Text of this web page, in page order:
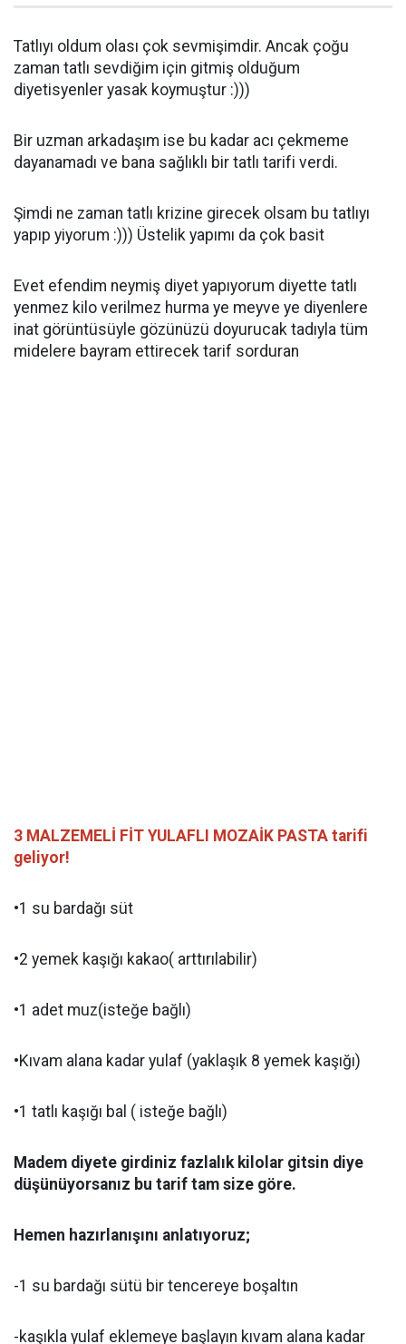
Tatlıyı oldum olası çok sevmişimdir. Ancak çoğu
zaman tatlı sevdiğim için gitmiş olduğum
diyetisyenler yasak koymuştur :)))
Bir uzman arkadaşım ise bu kadar acı çekmeme
dayanamadı ve bana sağlıklı bir tatlı tarifi verdi.
Şimdi ne zaman tatlı krizine girecek olsam bu tatlıyı
yapıp yiyorum :))) Üstelik yapımı da çok basit
Evet efendim neymiş diyet yapıyorum diyette tatlı
yenmez kilo verilmez hurma ye meyve ye diyenlere
inat görüntüsüyle gözünüzü doyurucak tadıyla tüm
midelere bayram ettirecek tarif sorduran
3 MALZEMELİ FİT YULAFLI MOZAİK PASTA tarifi
geliyor!
•1 su bardağı süt
•2 yemek kaşığı kakao( arttırılabilir)
•1 adet muz(isteğe bağlı)
•Kıvam alana kadar yulaf (yaklaşık 8 yemek kaşığı)
•1 tatlı kaşığı bal ( isteğe bağlı)
Madem diyete girdiniz fazlalık kilolar gitsin diye
düşünüyorsanız bu tarif tam size göre.
Hemen hazırlanışını anlatıyoruz;
-1 su bardağı sütü bir tencereye boşaltın
-kaşıkla yulaf eklemeye başlayın kıvam alana kadar